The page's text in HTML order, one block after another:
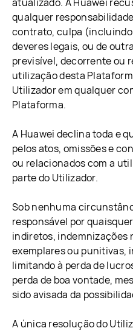
qualquer
contrato, culpa
deveres legais, ou de
previsível, decorrente ou
utilização desta
Utilizador em qualquer
Plataforma.
A Huawei declina toda e
pelos atos, omissões e
ou relacionados com a
parte do Utilizador.
Sob nenhuma
responsável por
indiretos, indemnizações
exemplares ou punitivas,
limitando à perda de
perda de boa vontade,
sido avisada da
A única resolução do